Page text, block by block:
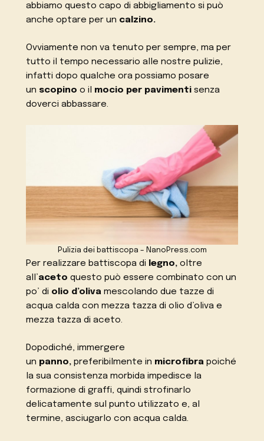
abbiamo questo capo di abbigliamento si può
anche optare per un calzino.
Ovviamente non va tenuto per sempre, ma per
tutto il tempo necessario alle nostre pulizie,
infatti dopo qualche ora possiamo posare
un scopino o il mocio per pavimenti senza
doverci abbassare.
Pulizia dei battiscopa – NanoPress.com
Per realizzare battiscopa di legno, oltre
all’aceto questo può essere combinato con un
po’ di olio d’oliva mescolando due tazze di
acqua calda con mezza tazza di olio d’oliva e
mezza tazza di aceto.
Dopodiché, immergere
un panno, preferibilmente in microfibra poiché
la sua consistenza morbida impedisce la
formazione di graffi, quindi strofinarlo
delicatamente sul punto utilizzato e, al
termine, asciugarlo con acqua calda.